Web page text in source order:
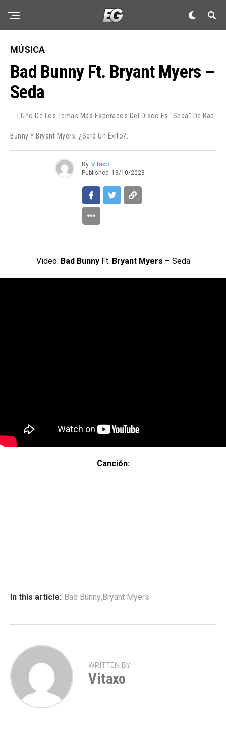
MÚSICA
Bad Bunny Ft. Bryant Myers –
Seda
| Uno De Los Temas Más Esperados Del Disco Es "Seda" De Bad
Bunny Y Bryant Myers; ¿será Un Éxito?.
By Vitaxo
Published 13/10/2023
Video: Bad BunnyFt. Bryant Myers – Seda
Canción:
In this article: Bad Bunny,Bryant Myers
WRITTEN BY
Vitaxo